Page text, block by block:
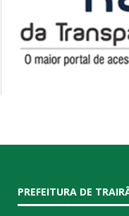
PREFEITURA DE